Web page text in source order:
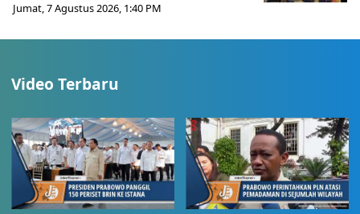
Jumat, 7 Agustus 2026, 1:40 PM
Video Terbaru